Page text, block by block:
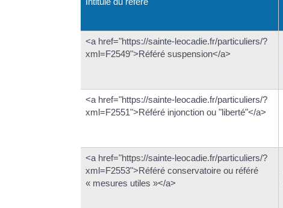
<a href="https://sainte-leocadie.fr/particuliers/?
xml=F2549">Référé suspension</a>
<a href="https://sainte-leocadie.fr/particuliers/?
xml=F2551">Référé injonction ou "liberté"</a>
<a href="https://sainte-leocadie.fr/particuliers/?
xml=F2553">Référé conservatoire ou référé
« mesures utiles »</a>